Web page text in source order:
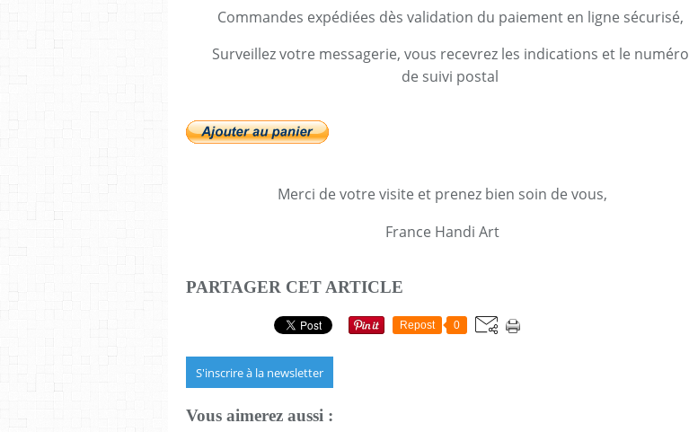
Commandes expédiées dès validation du paiement en ligne sécurisé,
Surveillez votre messagerie, vous recevrez les indications et le numéro
de suivi postal
Merci de votre visite et prenez bien soin de vous,
France Handi Art
PARTAGER CET ARTICLE
Repost 0
S'inscrire à la newsletter
Vous aimerez aussi :